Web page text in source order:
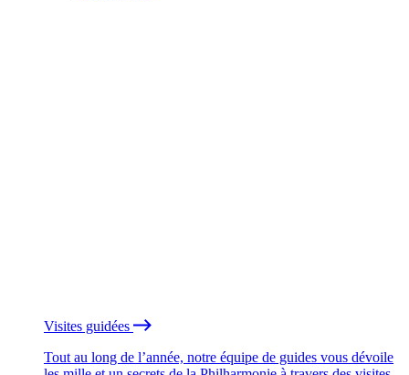
Visites guidées
Tout au long de l’année, notre équipe de guides vous dévoile